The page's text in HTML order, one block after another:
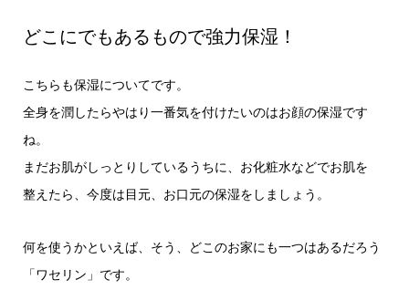
どこにでもあるもので強力保湿！
こちらも保湿についてです。
全身を潤したらやはり一番気を付けたいのはお顔の保湿です
ね。
まだお肌がしっとりしているうちに、お化粧水などでお肌を
整えたら、今度は目元、お口元の保湿をしましょう。
何を使うかといえば、そう、どこのお家にも一つはあるだろう
「ワセリン」です。